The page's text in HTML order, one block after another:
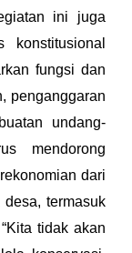
ini juga
konstitusional
fungsi dan
penganggaran
undang-
mendorong
dari
termasuk
tidak akan